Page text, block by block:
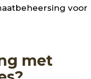
voor
met